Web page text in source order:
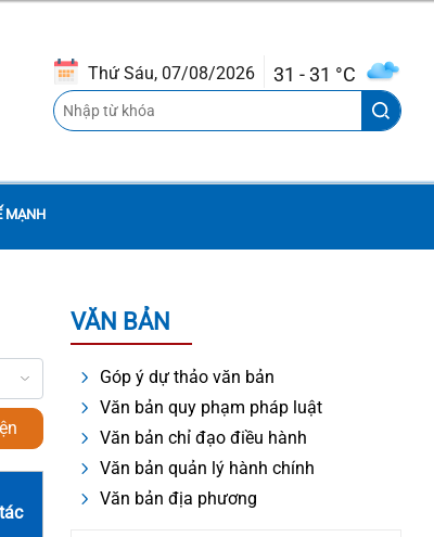
Thứ Sáu, 07/08/2026 31 - 31 °C
MẠNH
VĂN BẢN
Góp ý dự thảo văn bản
Văn bản quy phạm pháp luật
Văn bản chỉ đạo điều hành
Văn bản quản lý hành chính
Văn bản địa phương
UBND THÀNH PHỐ BAN HÀNH
QUY ĐỊNH CHI TIẾT MỘT SỐ NỘI
DUNG VỀ QUẢN LÝ, SỬ DỤNG NHÀ
CHUNG CƯ TRÊN ĐỊA BÀN THÀNH
PHỐ ĐÀ NẴNG